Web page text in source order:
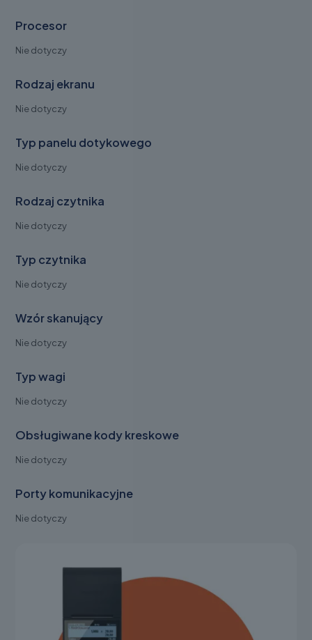
Procesor
Nie dotyczy
Rodzaj ekranu
Nie dotyczy
Typ panelu dotykowego
Nie dotyczy
Rodzaj czytnika
Nie dotyczy
Typ czytnika
Nie dotyczy
Wzór skanujący
Nie dotyczy
Typ wagi
Nie dotyczy
Obsługiwane kody kreskowe
Nie dotyczy
Porty komunikacyjne
Nie dotyczy